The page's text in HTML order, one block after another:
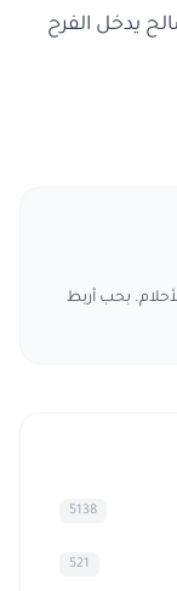
يدخل الفرح
بحب أربط
5138
521